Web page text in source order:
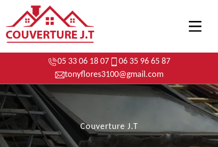
05 33 06 18 07
06 35 96 65 87
tonyflores3100@gmail.com
Couverture J.T